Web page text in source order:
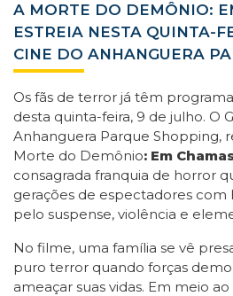
A MORTE DO DEMÔNIO:
ESTREIA NESTA QUINTA-
CINE DO ANHANGUERA
Os fãs de terror já têm
desta quinta-feira, 9 de julho. O
Anhanguera Parque Shopping,
Morte do Demônio: Em
consagrada franquia de horror
gerações de espectadores com
pelo suspense, violência e
No filme, uma família se vê
puro terror quando forças
ameaçar suas vidas. Em meio